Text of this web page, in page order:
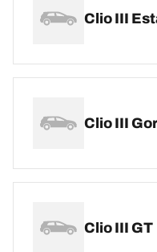
Clio III
Clio III
Clio III GT